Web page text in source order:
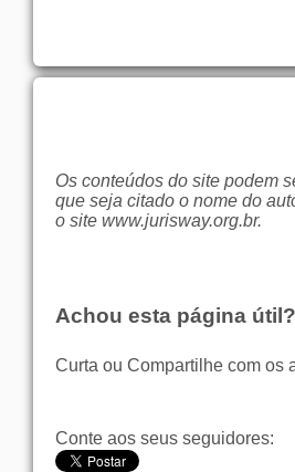
Os conteúdos do site podem
que seja citado o nome do
o site www.jurisway.org.br.
Achou esta página
Curta ou Compartilhe com os
Conte aos seus seguidores: